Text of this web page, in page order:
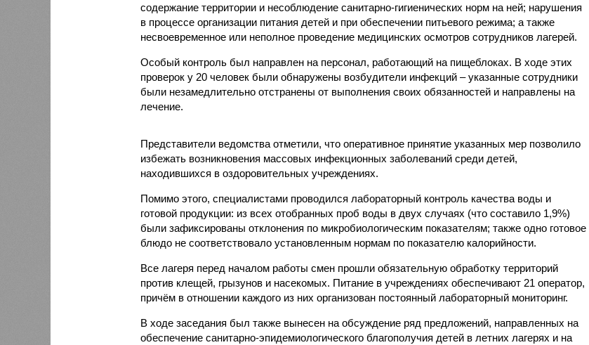
содержание территории и несоблюдение санитарно-гигиенических норм на ней; нарушения
в процессе организации питания детей и при обеспечении питьевого режима; а также
несвоевременное или неполное проведение медицинских осмотров сотрудников лагерей.
Особый контроль был направлен на персонал, работающий на пищеблоках. В ходе этих
проверок у 20 человек были обнаружены возбудители инфекций – указанные сотрудники
были незамедлительно отстранены от выполнения своих обязанностей и направлены на
лечение.
Представители ведомства отметили, что оперативное принятие указанных мер позволило
избежать возникновения массовых инфекционных заболеваний среди детей,
находившихся в оздоровительных учреждениях.
Помимо этого, специалистами проводился лабораторный контроль качества воды и
готовой продукции: из всех отобранных проб воды в двух случаях (что составило 1,9%)
были зафиксированы отклонения по микробиологическим показателям; также одно готовое
блюдо не соответствовало установленным нормам по показателю калорийности.
Все лагеря перед началом работы смен прошли обязательную обработку территорий
против клещей, грызунов и насекомых. Питание в учреждениях обеспечивают 21 оператор,
причём в отношении каждого из них организован постоянный лабораторный мониторинг.
В ходе заседания был также вынесен на обсуждение ряд предложений, направленных на
обеспечение санитарно-эпидемиологического благополучия детей в летних лагерях и на